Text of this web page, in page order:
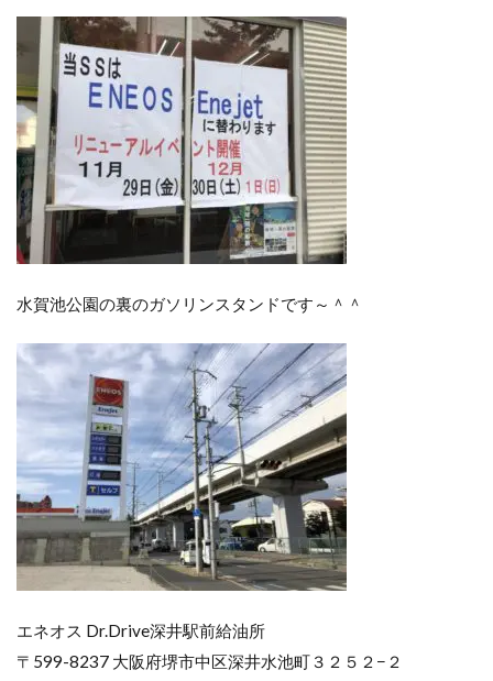
水賀池公園の裏のガソリンスタンドです～＾＾
エネオス Dr.Drive深井駅前給油所
〒599-8237 大阪府堺市中区深井水池町３２５２−２